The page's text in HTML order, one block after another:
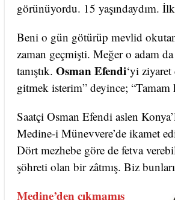
görünüyordu. 15 yaşındaydım.
Beni o gün götürüp mevlid
zaman geçmişti. Meğer o adam
tanıştık. Osman Efendi‘yi
gitmek isterim” deyince;
Saatçi Osman Efendi aslen
Medine-i Münevvere’de ikamet
Dört mezhebe göre de fetva
şöhreti olan bir zâtmış. Biz
Medine’den çıkmamış